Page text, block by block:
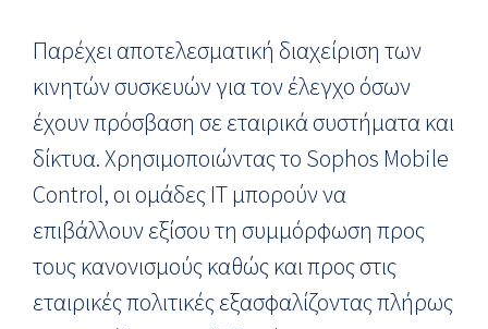
Παρέχει αποτελεσματική διαχείριση των
κινητών συσκευών για τον έλεγχο όσων
έχουν πρόσβαση σε εταιρικά συστήματα και
δίκτυα. Χρησιμοποιώντας το Sophos Mobile
Control, οι ομάδες IT μπορούν να
επιβάλλουν εξίσου τη συμμόρφωση προς
τους κανονισμούς καθώς και προς στις
εταιρικές πολιτικές εξασφαλίζοντας πλήρως